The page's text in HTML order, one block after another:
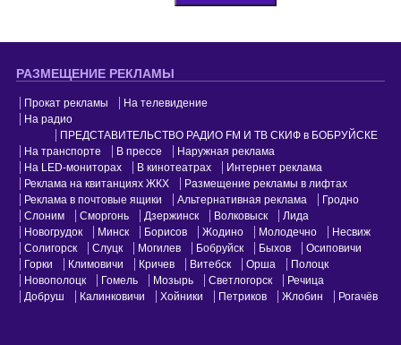
РАЗМЕЩЕНИЕ РЕКЛАМЫ
Прокат рекламы
На телевидение
На радио
ПРЕДСТАВИТЕЛЬСТВО РАДИО FM И ТВ СКИФ в БОБРУЙСКЕ
На транспорте
В прессе
Наружная реклама
На LED-мониторах
В кинотеатрах
Интернет реклама
Реклама на квитанциях ЖКХ
Размещение рекламы в лифтах
Реклама в почтовые ящики
Альтернативная реклама
Гродно
Слоним
Сморгонь Дзержинск Волковыск
Лида
Новогрудок
Минск Борисов Жодино Молодечно
Несвиж
Солигорск
Слуцк Могилев Бобруйск Быхов
Осиповичи
Горки
Климовичи Кричев Витебск Орша
Полоцк
Новополоцк
Гомель Мозырь Светлогорск
Речица
Добруш
Калинковичи Хойники Петриков Жлобин Рогачёв